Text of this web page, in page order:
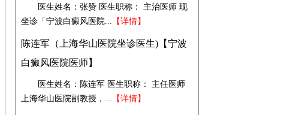
医生姓名：张赞 医生职称： 主治医师 现
坐诊「宁波白癜风医院... 【详情】
陈连军（上海华山医院坐诊医生)【宁波
白癜风医院医师】
医生姓名：陈连军 医生职称： 主任医师
上海华山医院副教授，... 【详情】